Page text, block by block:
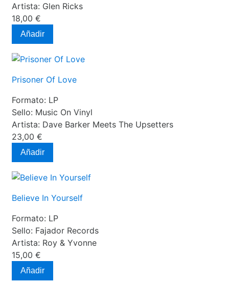
Artista: Glen Ricks
18,00 €
Añadir
Prisoner Of Love
Formato: LP
Sello: Music On Vinyl
Artista: Dave Barker Meets The Upsetters
23,00 €
Añadir
Believe In Yourself
Formato: LP
Sello: Fajador Records
Artista: Roy & Yvonne
15,00 €
Añadir